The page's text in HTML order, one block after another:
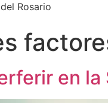
Rosario
en la